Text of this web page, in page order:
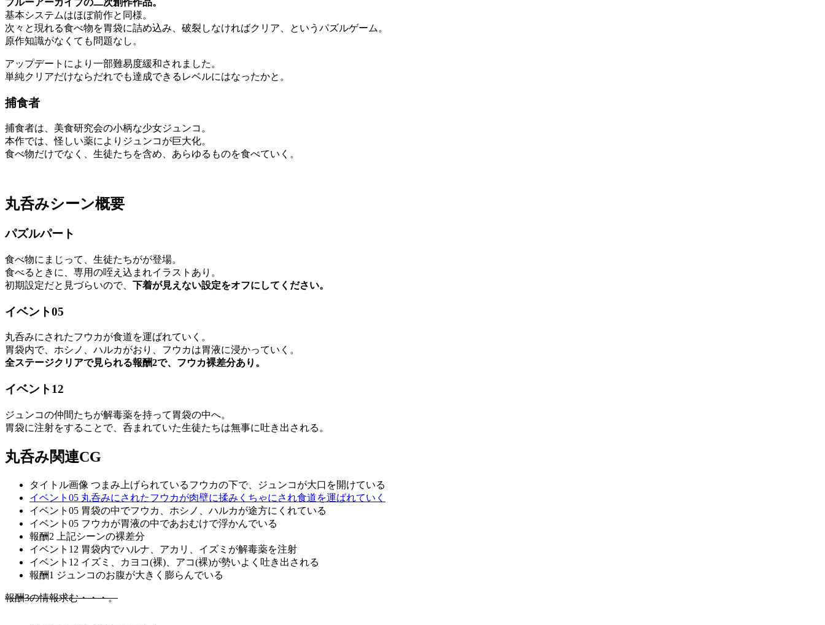
ブルーアーカイブの二次創作作品。
基本システムはほぼ前作と同様。
次々と現れる食べ物を胃袋に詰め込み、破裂しなければクリア、というパズルゲーム。
原作知識がなくても問題なし。
アップデートにより一部難易度緩和されました。
単純クリアだけならだれでも達成できるレベルにはなったかと。
捕食者
捕食者は、美食研究会の小柄な少女ジュンコ。
本作では、怪しい薬によりジュンコが巨大化。
食べ物だけでなく、生徒たちを含め、あらゆるものを食べていく。
丸呑みシーン概要
パズルパート
食べ物にまじって、生徒たちがが登場。
食べるときに、専用の咥え込まれイラストあり。
初期設定だと見づらいので、 下着が見えない設定をオフにしてください。
イベント05
丸呑みにされたフウカが食道を運ばれていく。
胃袋内で、ホシノ、ハルカがおり、フウカは胃液に浸かっていく。
全ステージクリアで見られる報酬2で、フウカ裸差分あり。
イベント12
ジュンコの仲間たちが解毒薬を持って胃袋の中へ。
胃袋に注射をすることで、呑まれていた生徒たちは無事に吐き出される。
丸呑み関連CG
タイトル画像 つまみ上げられているフウカの下で、ジュンコが大口を開けている
イベント05 丸呑みにされたフウカが肉壁に揉みくちゃにされ食道を運ばれていく
イベント05 胃袋の中でフウカ、ホシノ、ハルカが途方にくれている
イベント05 フウカが胃液の中であおむけで浮かんでいる
報酬2 上記シーンの裸差分
イベント12 胃袋内でハルナ、アカリ、イズミが解毒薬を注射
イベント12 イズミ、カヨコ(裸)、アコ(裸)が勢いよく吐き出される
報酬1 ジュンコのお腹が大きく膨らんでいる
報酬3の情報求む・・・。